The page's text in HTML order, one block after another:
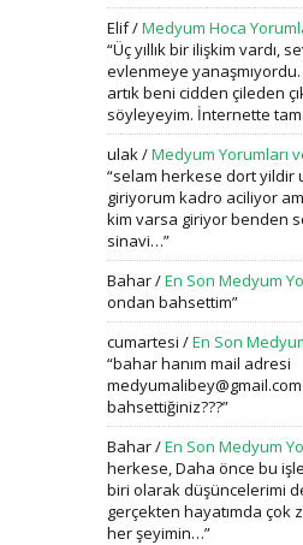
Elif/Medyum Hoca
“Üç yıllık bir ilişkim vardı,
evlenmeye yanaşmıyordu.
artık beni cidden çileden
söyleyeyim. İnternette
ulak/Medyum Yorumları
“selam herkese dort yildir
giriyorum kadro aciliyor
kim varsa giriyor benden
sinavi…”
Bahar/En Son Medyum
ondan bahsettim”
cumartesi /En Son
“bahar hanım mail adresi
bahsettiğiniz???”
Bahar/En Son Medyum
herkese, Daha önce bu
biri olarak düşüncelerimi
gerçekten hayatımda çok
her şeyimin…”